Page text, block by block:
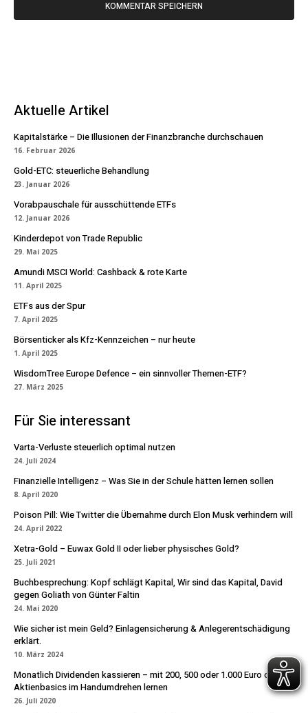
Aktuelle Artikel
Kapitalstärke – Die Illusionen der Finanzbranche durchschauen
16. Februar 2026
Gold-ETC: steuerliche Behandlung
23. Januar 2026
Vorabpauschale für ausschüttende ETFs
12. Januar 2026
Kinderdepot von Trade Republic
29. Mai 2025
Amundi MSCI World: Cashback & rote Karte
11. April 2025
ETFs aus der Spur
7. April 2025
Börsenticker als Kfz-Kennzeichen – nur heute
1. April 2025
WisdomTree Europe Defence – ein sinnvoller Themen-ETF?
27. März 2025
Für Sie interessant
Varta-Verluste steuerlich optimal nutzen
24. Juli 2024
Finanzielle Intelligenz – Was Sie in der Schule hätten lernen sollen
8. April 2020
Poison Pill: Wie Twitter die Übernahme durch Elon Musk verhindern will
24. April 2022
Xetra-Gold – Euwax Gold II oder lieber physisches Gold?
25. Juli 2021
Buchbesprechung: Kopf schlägt Kapital, Wir sind das Kapital, David
gegen Goliath von Günter Faltin
24. Mai 2020
Wie sicher ist mein Geld? Einlagensicherung & Anlegerentschädigung
erklärt.
10. März 2024
Monatlich Dividenden kassieren – mit 200, 500 oder 1.000 Euro die
Aktienbasics im Handumdrehen lernen
26. Juli 2020